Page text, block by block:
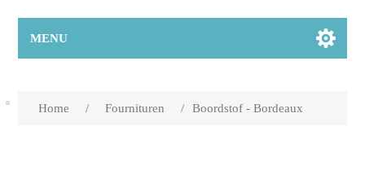
MENU
Home / Fournituren / Boordstof - Bordeaux